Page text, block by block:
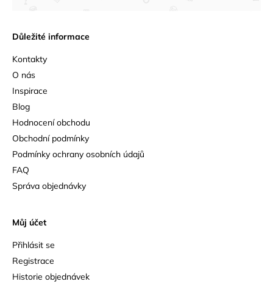
Důležité informace
Kontakty
O nás
Inspirace
Blog
Hodnocení obchodu
Obchodní podmínky
Podmínky ochrany osobních údajů
FAQ
Správa objednávky
Můj účet
Přihlásit se
Registrace
Historie objednávek